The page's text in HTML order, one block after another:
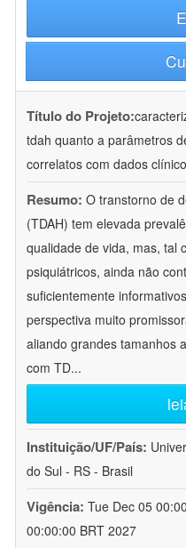
Título do Projeto:
tdah quanto a parâmetros
correlatos com dados
Resumo: O transtorno de
(TDAH) tem elevada
qualidade de vida, mas, tal
psiquiátricos, ainda não
suficientemente
perspectiva muito
aliando grandes tamanhos
com TD...
Instituição/UF/País:
do Sul - RS - Brasil
Vigência: Tue Dec 05
00:00:00 BRT 2027